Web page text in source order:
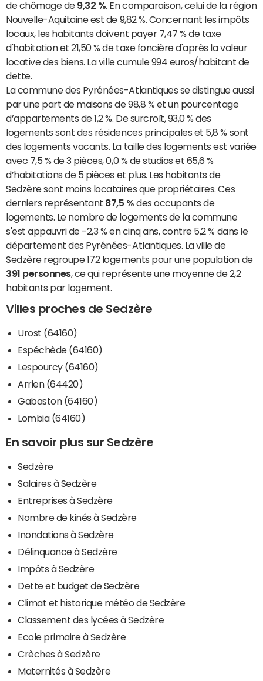
de chômage de 9,32 % . En comparaison, celui de la région
Nouvelle-Aquitaine est de 9,82 %. Concernant les impôts
locaux, les habitants doivent payer 7,47 % de taxe
d'habitation et 21,50 % de taxe foncière d'après la valeur
locative des biens. La ville cumule 994 euros/habitant de
dette.
La commune des Pyrénées-Atlantiques se distingue aussi
par une part de maisons de 98,8 % et un pourcentage
d’appartements de 1,2 %. De surcroît, 93,0 % des
logements sont des résidences principales et 5,8 % sont
des logements vacants. La taille des logements est variée
avec 7,5 % de 3 pièces, 0,0 % de studios et 65,6 %
d’habitations de 5 pièces et plus. Les habitants de
Sedzère sont moins locataires que propriétaires. Ces
derniers représentant 87,5 % des occupants de
logements. Le nombre de logements de la commune
s'est appauvri de -2,3 % en cinq ans, contre 5,2 % dans le
département des Pyrénées-Atlantiques. La ville de
Sedzère regroupe 172 logements pour une population de
391 personnes, ce qui représente une moyenne de 2,2
habitants par logement.
Villes proches de Sedzère
Urost (64160)
Espéchède (64160)
Lespourcy (64160)
Arrien (64420)
Gabaston (64160)
Lombia (64160)
En savoir plus sur Sedzère
Sedzère
Salaires à Sedzère
Entreprises à Sedzère
Nombre de kinés à Sedzère
Inondations à Sedzère
Délinquance à Sedzère
Impôts à Sedzère
Dette et budget de Sedzère
Climat et historique météo de Sedzère
Classement des lycées à Sedzère
Ecole primaire à Sedzère
Crèches à Sedzère
Maternités à Sedzère